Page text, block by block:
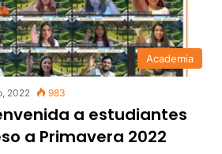
Academia
2022 983
a estudiantes
a Primavera 2022